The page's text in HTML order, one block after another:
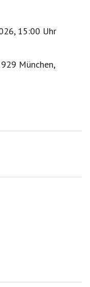
15:00 Uhr
München,